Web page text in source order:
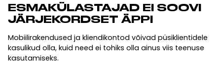
ESMAKÜLASTAJAD EI SOOVI
JÄRJEKORDSET ÄPPI
Mobiilirakendused ja kliendikontod võivad püsiklientidele
kasulikud olla, kuid need ei tohiks olla ainus viis teenuse
kasutamiseks.